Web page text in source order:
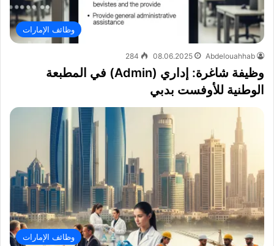
وظائف الإمارات
Abdelouahhab
08.06.2025
284
وظيفة شاغرة: إداري (Admin) في المطبعة
الوطنية للأوفست بدبي
وظائف الإمارات